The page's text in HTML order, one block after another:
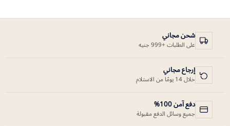
شحن مجاني
على الطلبات +999 جنيه
إرجاع مجاني
خلال 14 يومًا من الاستلام
دفع آمن 100%
جميع وسائل الدفع مقبولة